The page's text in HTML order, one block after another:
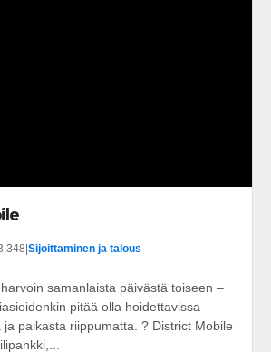
348|Sijoittaminen ja talous
samanlaista päivästä toiseen –
pitää olla hoidettavissa
ja paikasta riippumatta. ? District Mobile